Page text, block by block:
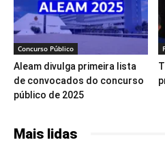
Concurso Público
Aleam divulga primeira lista
de convocados do concurso
público de 2025
Mais lidas